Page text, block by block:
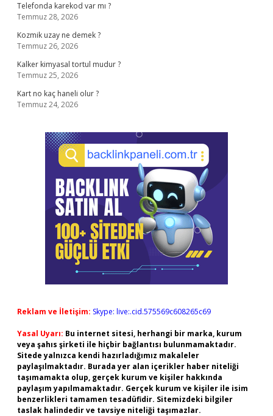
Telefonda karekod var mı ?
Temmuz 28, 2026
Kozmik uzay ne demek ?
Temmuz 26, 2026
Kalker kimyasal tortul mudur ?
Temmuz 25, 2026
Kart no kaç haneli olur ?
Temmuz 24, 2026
Reklam ve İletişim: Skype: live:.cid.575569c608265c69
Yasal Uyarı: Bu internet sitesi, herhangi bir marka, kurum
veya şahıs şirketi ile hiçbir bağlantısı bulunmamaktadır.
Sitede yalnızca kendi hazırladığımız makaleler
paylaşılmaktadır. Burada yer alan içerikler haber niteliği
taşımamakta olup, gerçek kurum ve kişiler hakkında
paylaşım yapılmamaktadır. Gerçek kurum ve kişiler ile isim
benzerlikleri tamamen tesadüfidir. Sitemizdeki bilgiler
taslak halindedir ve tavsiye niteliği taşımazlar.